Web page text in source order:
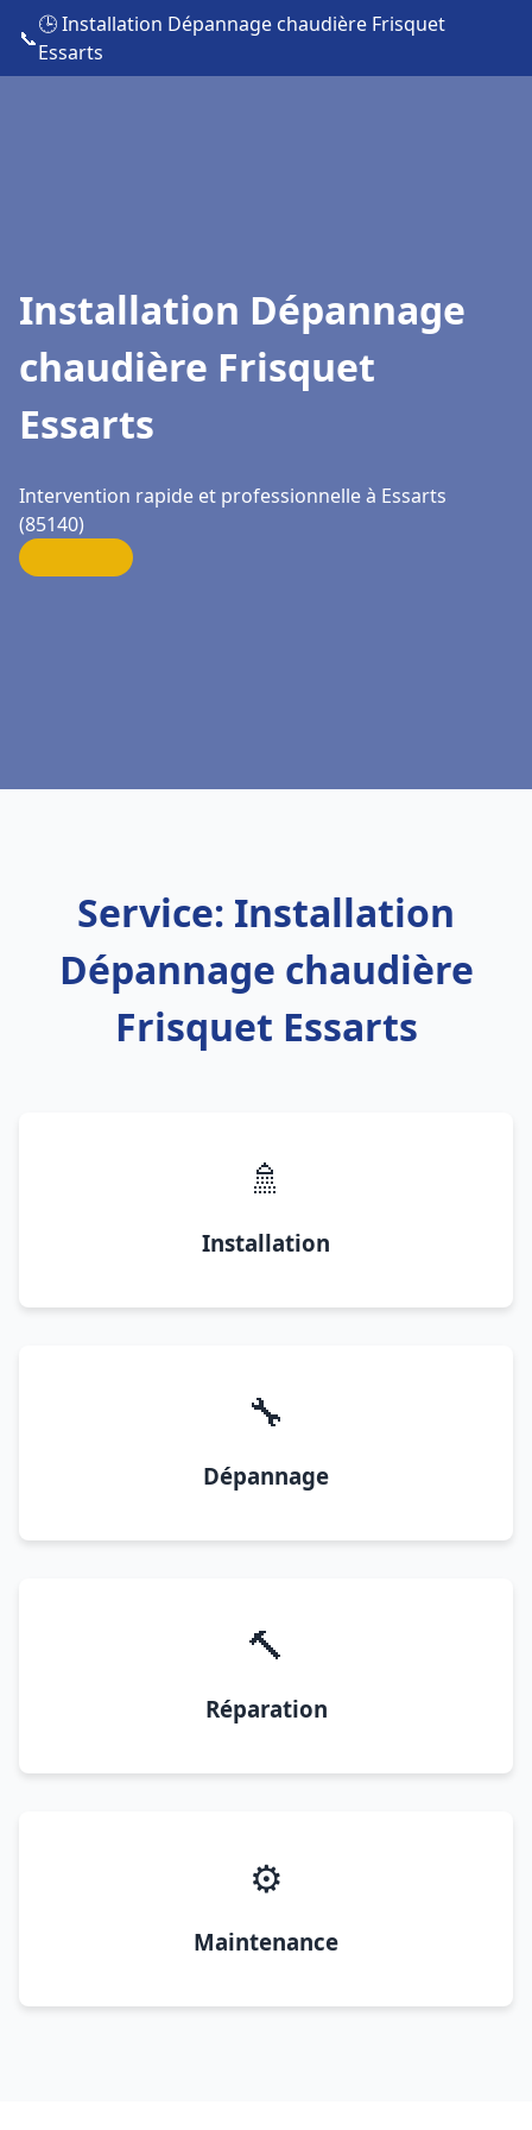
📞
🕒 Installation Dépannage chaudière Frisquet
Essarts
Installation Dépannage
chaudière Frisquet
Essarts
Intervention rapide et professionnelle à Essarts
(85140)
Service: Installation
Dépannage chaudière
Frisquet Essarts
🚿
Installation
🔧
Dépannage
🔨
Réparation
⚙️
Maintenance